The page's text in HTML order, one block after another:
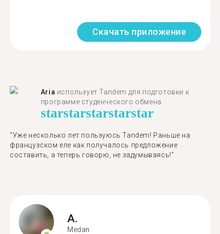
Скачать приложение
Aria использует Tandem для подготовки к
программе студенческого обмена.
starstarstarstarstar
"​​Уже несколько лет пользуюсь Tandem! Раньше на
французском еле как получалось предложение
составить, а теперь говорю, не задумываясь!"
A.
Medan